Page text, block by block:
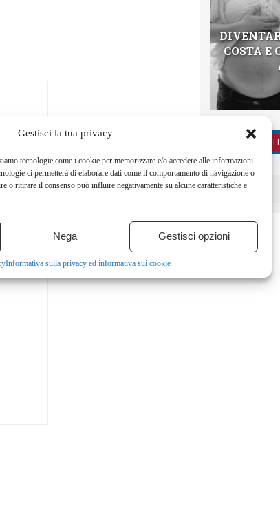
Gestisci la tua privacy
tecnologie come i cookie per memorizzare e/o accedere alle informazioni
ci permetterà di elaborare dati come il comportamento di navigazione o
o ritirare il consenso può influire negativamente su alcune caratteristiche e
Nega Gestisci opzioni
Informativa sulla privacy ed informativa sui cookie
COSTA E
RICERCA NEL